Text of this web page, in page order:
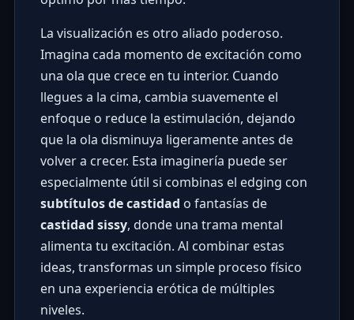
La visualización es otro aliado poderoso.
Imagina cada momento de excitación como
una ola que crece en tu interior. Cuando
llegues a la cima, cambia suavemente el
enfoque o reduce la estimulación, dejando
que la ola disminuya ligeramente antes de
volver a crecer. Esta imaginería puede ser
especialmente útil si combinas el edging con
subtítulos de castidad o fantasías de
castidad sissy, donde una trama mental
alimenta tu excitación. Al combinar estas
ideas, transformas un simple proceso físico
en una experiencia erótica de múltiples
niveles.